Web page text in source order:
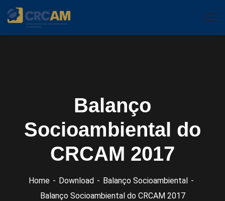
Balanço
Socioambiental do
CRCAM 2017
Home Download
Balanço Socioambiental
Balanço Socioambiental do CRCAM 2017